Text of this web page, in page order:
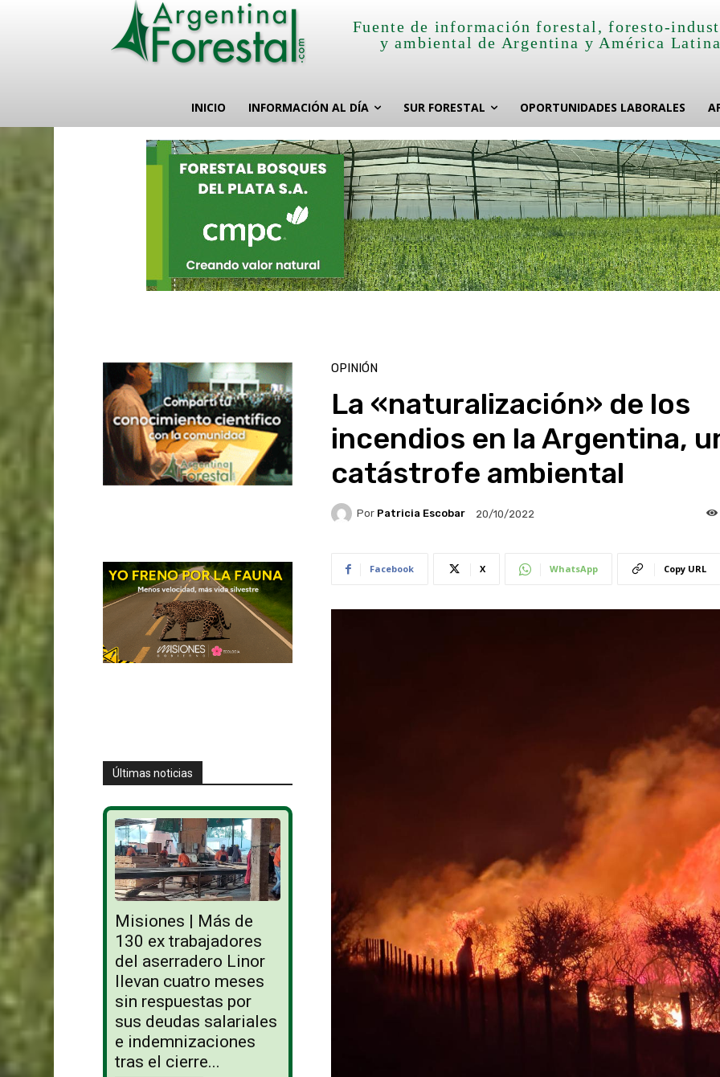
Fuente de información forestal, foresto-
y ambiental de Argentina y América
INICIO INFORMACIÓN AL DÍA SUR FORESTAL OPORTUNIDADES LABORALES
Últimas noticias
Misiones | Más de
130 ex trabajadores
del aserradero Linor
llevan cuatro meses
sin respuestas por
sus deudas salariales
e indemnizaciones
tras el cierre...
OPINIÓN
La «naturalización» de los
incendios en la Argentina,
catástrofe ambiental
Por Patricia Escobar 20/10/2022
Facebook X WhatsApp Copy URL